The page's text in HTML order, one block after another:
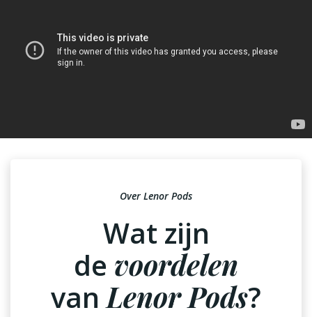
Over Lenor Pods
Wat zijn
de voordelen
vanLenor Pods?